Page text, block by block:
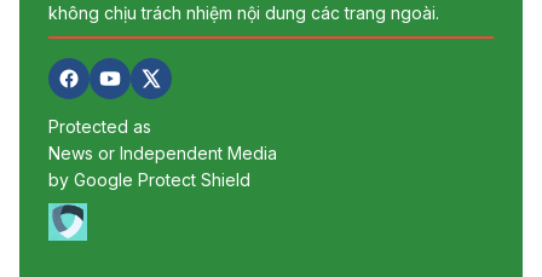
không chịu trách nhiệm nội dung các trang ngoài.
Protected as
News or Independent Media
by Google Protect Shield